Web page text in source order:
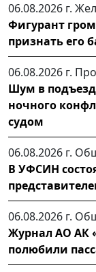
06.08.2026 г.
Фигурант
признать его
06.08.2026 г.
Шум в
ночного
судом
06.08.2026 г.
В УФСИН
06.08.2026 г.
Журнал АО АК
полюбили